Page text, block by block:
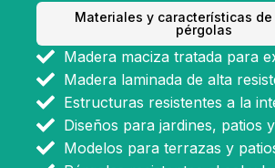
Materiales y características
pérgolas
Madera maciza tratada para
Madera laminada de alta
Estructuras resistentes a la
Diseños para jardines, patios
Modelos para terrazas y